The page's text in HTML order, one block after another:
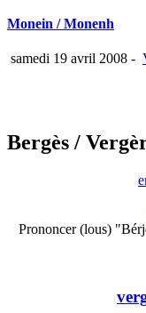
Monein / Monenh
samedi 19 avril 2008 -
Bergès /
Prononcer (lous)